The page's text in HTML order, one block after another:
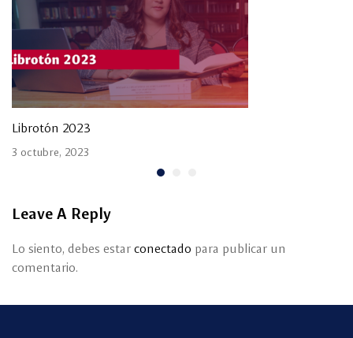
Librotón 2023
3 octubre, 2023
Leave A Reply
Lo siento, debes estar conectado para publicar un
comentario.